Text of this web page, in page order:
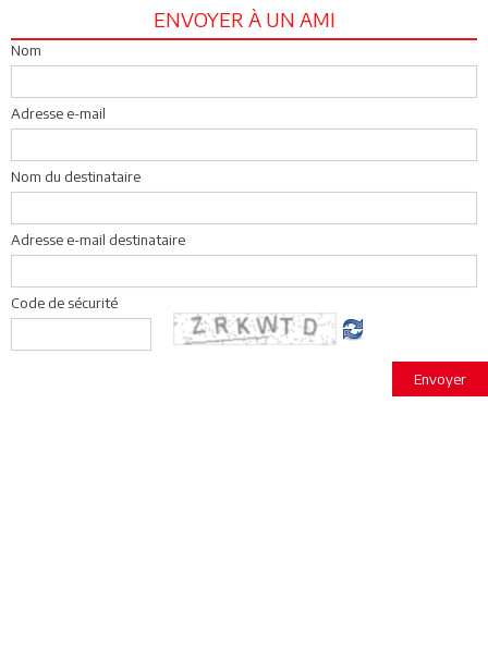
ENVOYER À UN AMI
Nom
Adresse e-mail
Nom du destinataire
Adresse e-mail destinataire
Code de sécurité
Envoyer